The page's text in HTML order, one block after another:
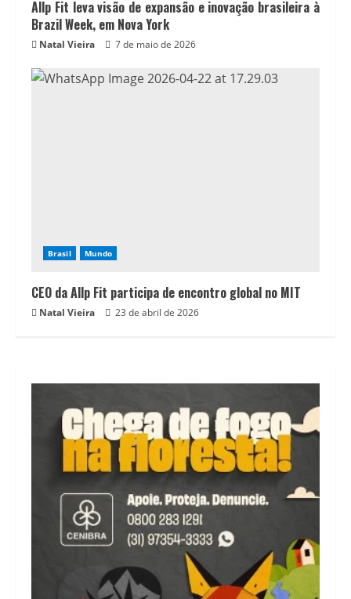
Allp Fit leva visão de expansão e inovação brasileira à
Brazil Week, em Nova York
Natal Vieira 7 de maio de 2026
Brasil Mundo
CEO da Allp Fit participa de encontro global no MIT
Natal Vieira 23 de abril de 2026